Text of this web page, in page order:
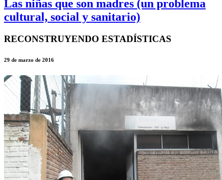
Las niñas que son madres (un problema
cultural, social y sanitario)
RECONSTRUYENDO ESTADÍSTICAS
29 de marzo de 2016